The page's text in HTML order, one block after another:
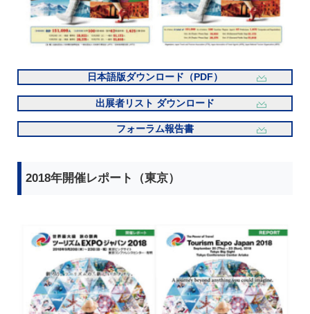
日本語版ダウンロード（PDF）
出展者リスト ダウンロード
フォーラム報告書
2018年開催レポート（東京）